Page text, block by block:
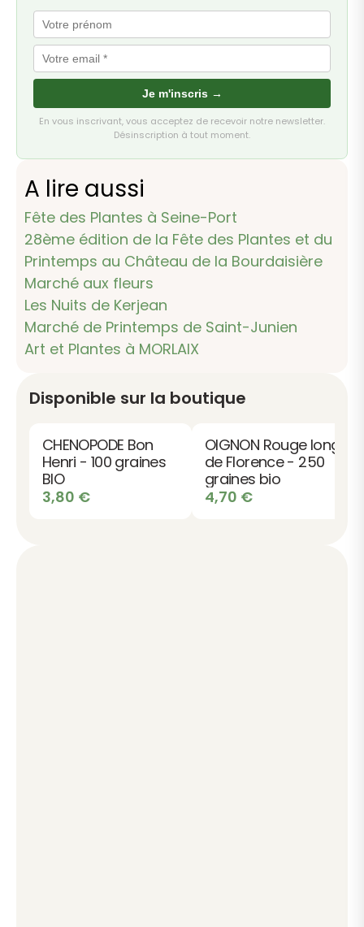
Je m'inscris →
En vous inscrivant, vous acceptez de recevoir notre newsletter.
Désinscription à tout moment.
A lire aussi
Fête des Plantes à Seine-Port
28ème édition de la Fête des Plantes et du
Printemps au Château de la Bourdaisière
Marché aux fleurs
Les Nuits de Kerjean
Marché de Printemps de Saint-Junien
Art et Plantes à MORLAIX
Disponible sur la boutique
CHENOPODE Bon
Henri - 100 graines
BIO
3,80 €
OIGNON Rouge long
de Florence - 250
graines bio
4,70 €